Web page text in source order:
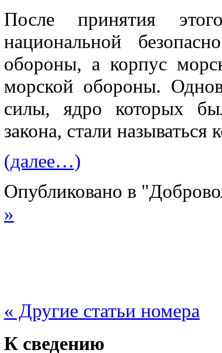
После принятия
национальной
обороны, а корпус
морской обороны.
силы, ядро которых
закона, стали
(далее…)
Опубликовано в
»
« Другие статьи номера
К сведению